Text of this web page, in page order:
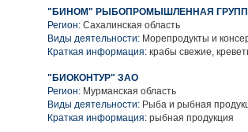
"БИНОМ" РЫБОПРОМЫШЛЕННАЯ
Регион: Сахалинская область
Виды деятельности: Морепродукты и
Краткая информация: крабы свежие,
"БИОКОНТУР" ЗАО
Регион: Мурманская область
Виды деятельности: Рыба и рыбная
Краткая информация: рыбная продукция